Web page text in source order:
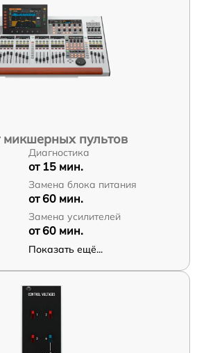
микшерных пультов
Диагностика
от 15 мин.
Замена блока питания
от 60 мин.
Замена усилителей
от 60 мин.
Показать ещё...